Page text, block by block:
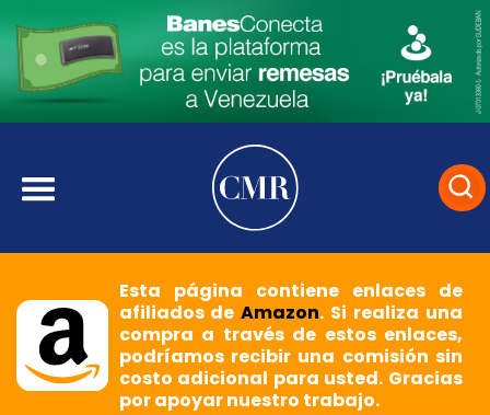
Esta página contiene enlaces de
afiliados deAmazon. Si realiza una
compra a través de estos enlaces,
podríamos recibir una comisión sin
costo adicional para usted. Gracias
por apoyar nuestro trabajo.